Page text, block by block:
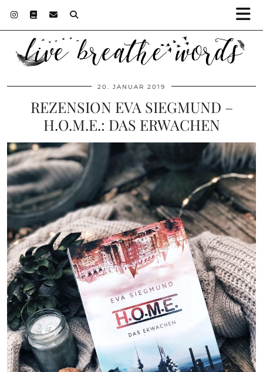
20. JANUAR 2019
REZENSION EVA SIEGMUND –
H.O.M.E.: DAS ERWACHEN